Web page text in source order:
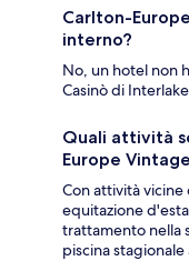
Carlton-
interno?
No, un hotel non
Casinò di
Quali attività
Europe
Con attività
equitazione
trattamento nella
piscina